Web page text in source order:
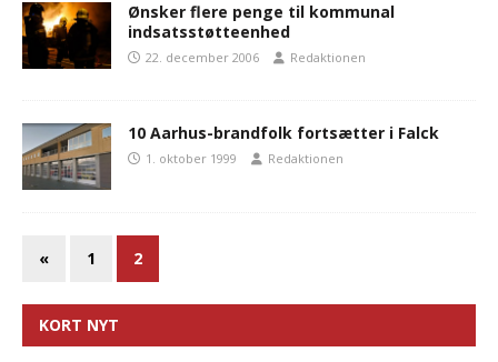
Ønsker flere penge til kommunal
indsatsstøtteenhed
22. december 2006 Redaktionen
10 Aarhus-brandfolk fortsætter i Falck
1. oktober 1999 Redaktionen
« 1 2
KORT NYT